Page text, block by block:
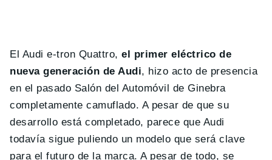
El Audi e-tron Quattro,el primer eléctrico de
nueva generación de Audi, hizo acto de presencia
en el pasado Salón del Automóvil de Ginebra
completamente camuflado. A pesar de que su
desarrollo está completado, parece que Audi
todavía sigue puliendo un modelo que será clave
para el futuro de la marca. A pesar de todo, se